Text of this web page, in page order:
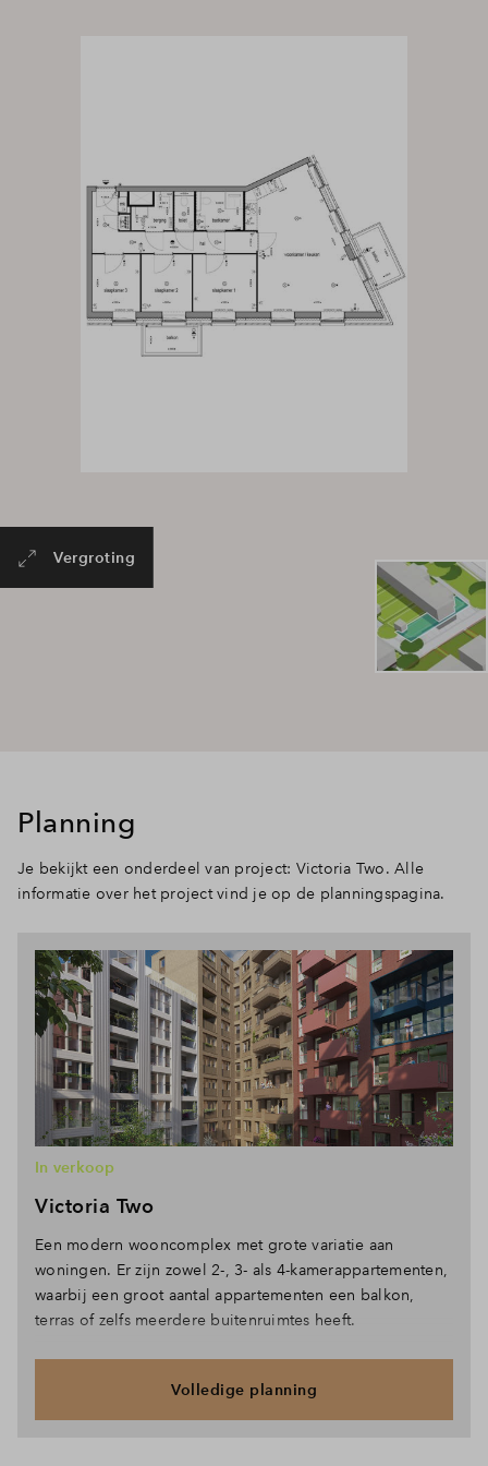
Vergroting
Planning
Je bekijkt een onderdeel van project: Victoria Two. Alle
informatie over het project vind je op de planningspagina.
Victoria Two
In verkoop
Een modern wooncomplex met grote variatie aan
woningen. Er zijn zowel 2-, 3- als 4-kamerappartementen,
waarbij een groot aantal appartementen een balkon,
terras of zelfs meerdere buitenruimtes heeft.
Volledige planning